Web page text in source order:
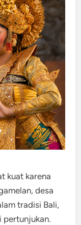
kuat karena
desa
tradisi Bali,
pertunjukan.